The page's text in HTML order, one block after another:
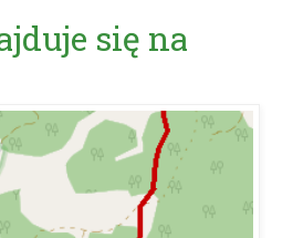
się na